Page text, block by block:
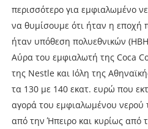
περισσότερο για εμφιαλωμένο
να θυμίσουμε ότι ήταν η εποχή
ήταν υπόθεση πολυεθνικών
Αύρα του εμφιαλωτή της Coca
της Nestle και Ιόλη της
τα 130 με 140 εκατ. ευρώ που
αγορά του εμφιαλωμένου νερού
από την Ήπειρο και κυρίως από